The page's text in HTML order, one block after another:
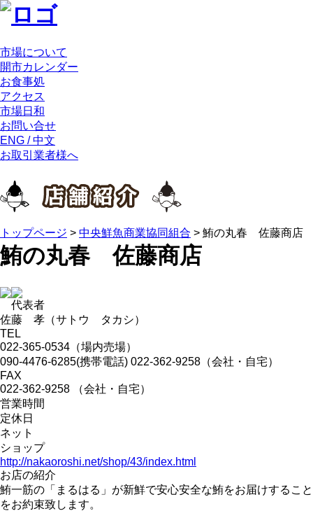
市場について
開市カレンダー
お食事処
アクセス
市場日和
お問い合せ
ENG / 中文
お取引業者様へ
トップページ > 中央鮮魚商業協同組合 > 鮪の丸春 佐藤商店
鮪の丸春 佐藤商店
代表者
佐藤 孝（サトウ タカシ）
TEL
022-365-0534（場内売場）
090-4476-6285(携帯電話) 022-362-9258（会社・自宅）
FAX
022-362-9258 （会社・自宅）
営業時間
定休日
ネット
ショップ
http://nakaoroshi.net/shop/43/index.html
お店の紹介
鮪一筋の「まるはる」が新鮮で安心安全な鮪をお届けすること
をお約束致します。